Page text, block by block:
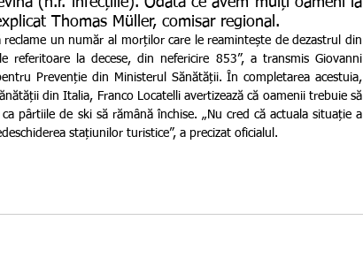
Thomas Müller, comisar regional.
referitoare la decese, din nefericire 853”, a transmis Giovanni
Prevenție din Ministerul Sănătății. În completarea acestuia,
din Italia, Franco Locatelli avertizează că oamenii trebuie să
pârtiile de ski să rămână închise. „Nu cred că actuala situație a
stațiunilor turistice”, a precizat oficialul.